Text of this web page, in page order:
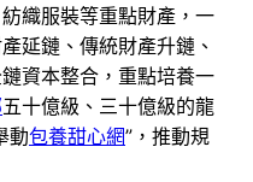
織服裝等重點財產，一
延鏈、傳統財產升鏈、
資本整合，重點培養一
五十億級、三十億級的龍
動包養甜心網”，推動規